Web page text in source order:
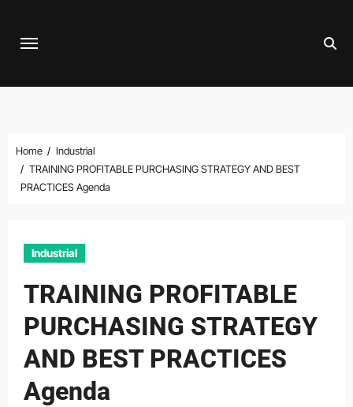
Home
Industrial
TRAINING PROFITABLE PURCHASING STRATEGY AND BEST
PRACTICES Agenda
Industrial
TRAINING PROFITABLE
PURCHASING STRATEGY
AND BEST PRACTICES
Agenda